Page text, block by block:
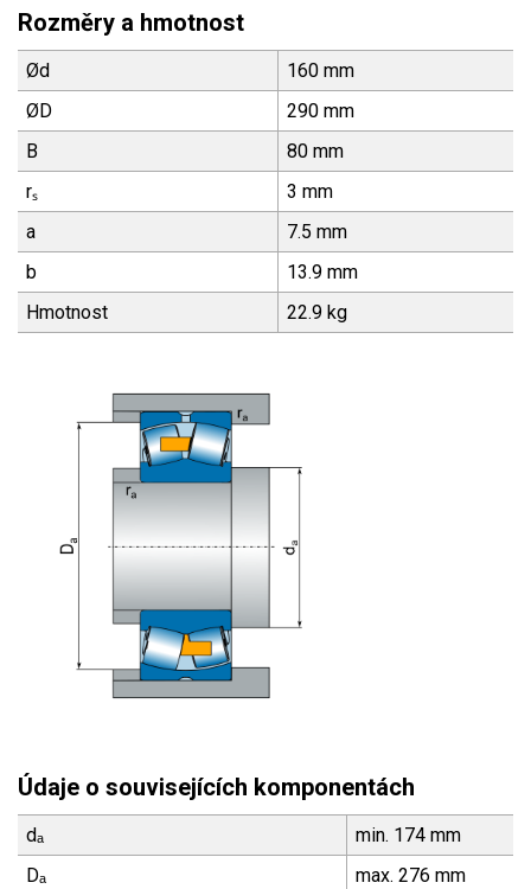
Rozměry a hmotnost
Ød
160 mm
ØD
290 mm
B
80 mm
rₛ
3 mm
a
7.5 mm
b
13.9 mm
Hmotnost
22.9 kg
Údaje o souvisejících komponentách
dₐ
min. 174 mm
Dₐ
max. 276 mm